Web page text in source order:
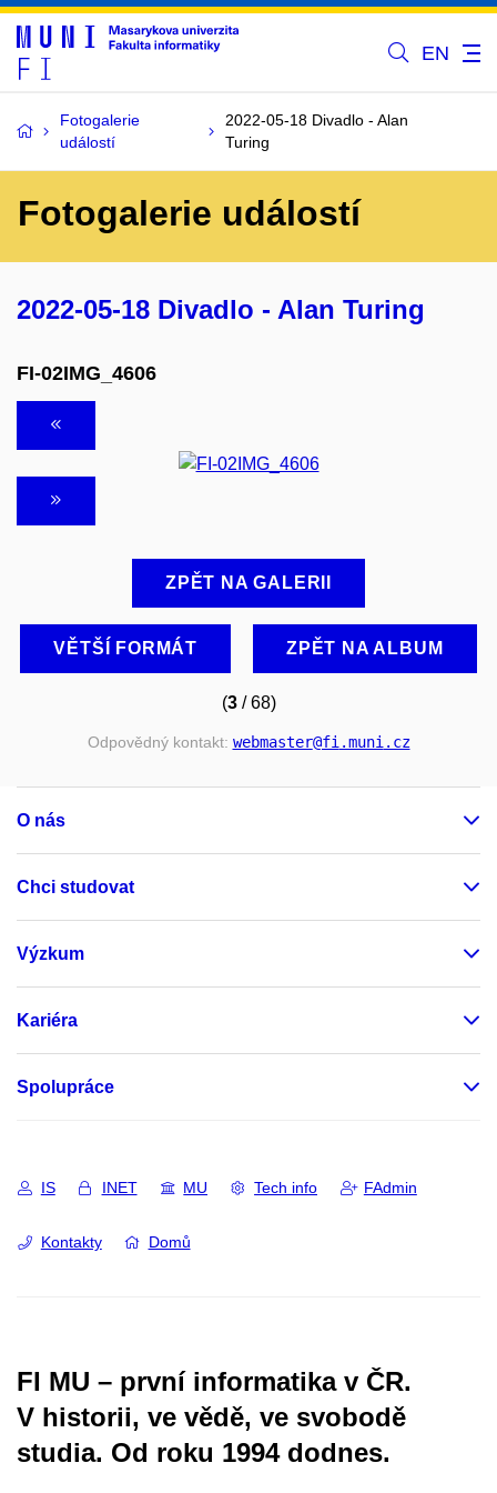
EN
Fotogalerie
událostí
2022-05-18 Divadlo - Alan
Turing
Fotogalerie událostí
2022-05-18 Divadlo - Alan Turing
FI-02IMG_4606
ZPĚT NA GALERII
VĚTŠÍ FORMÁT ZPĚT NA ALBUM
(3/ 68)
Odpovědný kontakt: webmaster@fi.muni.cz
O nás
Chci studovat
Výzkum
Kariéra
Spolupráce
IS INET MU Tech info FAdmin
Kontakty Domů
FI MU – první informatika v ČR.
V historii, ve vědě, ve svobodě
studia. Od roku 1994 dodnes.